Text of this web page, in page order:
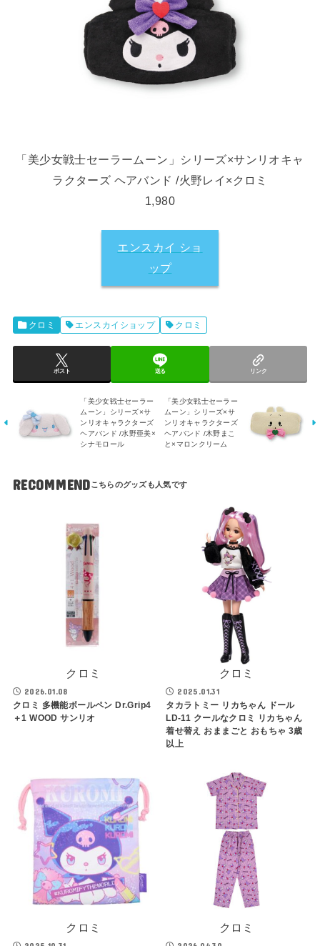
「美少女戦士セーラームーン」シリーズ×サンリオキャ
ラクターズ ヘアバンド /火野レイ×クロミ
1,980
エンスカイ ショ
ップ
クロミ エンスカイショップ クロミ
ポスト 送る リンク
「美少女戦士セーラー
ムーン」シリーズ×サ
ンリオキャラクターズ
ヘアバンド /水野亜美×
シナモロール
「美少女戦士セーラー
ムーン」シリーズ×サ
ンリオキャラクターズ
ヘアバンド /木野まこ
と×マロンクリーム
RECOMMEND
クロミ
2026.01.08
クロミ 多機能ボールペン Dr.Grip4
＋1 WOOD サンリオ
クロミ
2025.01.31
タカラトミー リカちゃん ドール
LD-11 クールなクロミ リカちゃん
着せ替え おままごと おもちゃ 3歳
以上
クロミ クロミ